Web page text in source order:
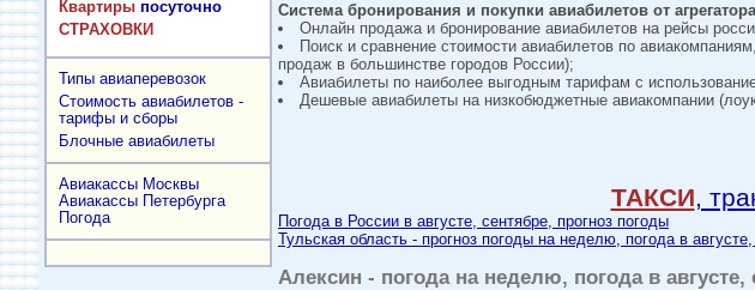
Квартиры посуточно
СТРАХОВКИ
Типы авиаперевозок
Стоимость авиабилетов -
тарифы и сборы
Блочные авиабилеты
Авиакассы Москвы
Авиакассы Петербурга
Погода
Система бронирования и покупки авиабилетов от
Онлайн продажа и бронирование авиабилетов на рейсы
Поиск и сравнение стоимости авиабилетов по
продаж в большинстве городов России);
Авиабилеты по наиболее выгодным тарифам с
Дешевые авиабилеты на низкобюджетные авиакомпании
ТАКСИ,
Погода в России в августе, сентябре, прогноз погоды
Тульская область - прогноз погоды на неделю, погода в
Алексин - погода на неделю, погода в августе,